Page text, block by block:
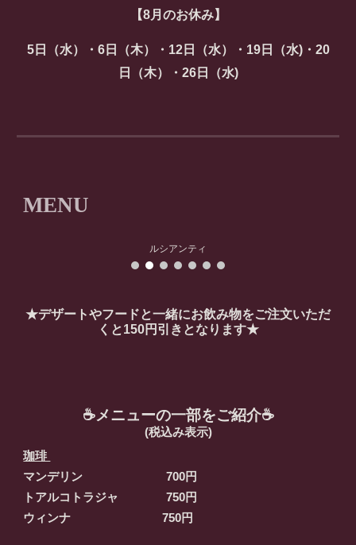
【8月のお休み】
5日（水） ・6日（木）・12日（水）・ 19日（水)・ 20
日（木）・26日（水)
MENU
ルシアンティ
★デザートやフードと一緒にお飲み物をご注文いただ
くと150円引きとなります★
☕メニューの一部をご紹介☕
(税込み表示)
珈琲
マンデリン 700円
トアルコトラジャ 750円
ウィンナ 750円